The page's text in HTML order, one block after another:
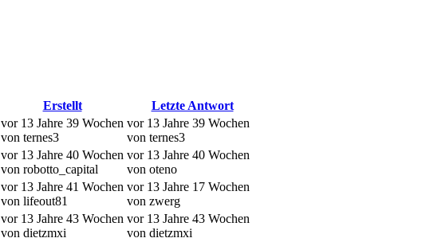
Erstellt
Letzte Antwort
vor 13 Jahre 39 Wochen
von ternes3
vor 13 Jahre 39 Wochen
von ternes3
vor 13 Jahre 40 Wochen
von robotto_capital
vor 13 Jahre 40 Wochen
von oteno
vor 13 Jahre 41 Wochen
von lifeout81
vor 13 Jahre 17 Wochen
von zwerg
vor 13 Jahre 43 Wochen
von dietzmxi
vor 13 Jahre 43 Wochen
von dietzmxi